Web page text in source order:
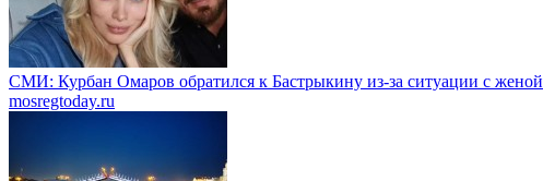
СМИ: Курбан Омаров обратился к Бастрыкину из-за ситуации с женой
mosregtoday.ru